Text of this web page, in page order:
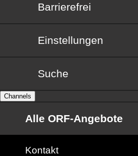
Barrierefrei
Barrierefrei
Einstellungen
Suche
Channels
Alle ORF-Angebote
Kontakt